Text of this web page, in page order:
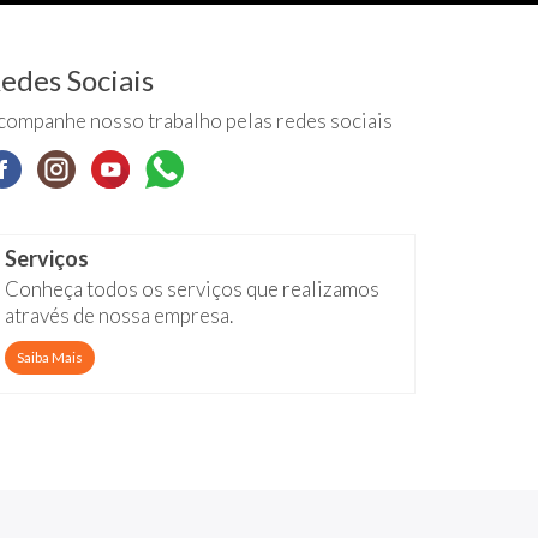
Sociais
nosso trabalho pelas redes sociais
Serviços
Conheça todos os serviços que realizamos
através de nossa empresa.
Saiba Mais